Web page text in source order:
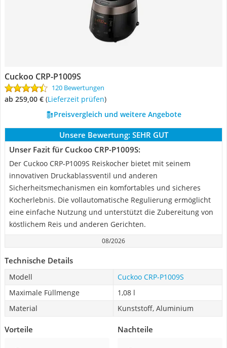
Cuckoo CRP-P1009S
120 Bewertungen
ab 259,00 € (Lieferzeit prüfen)
Preisvergleich und weitere Angebote
Unsere Bewertung: SEHR GUT
Unser Fazit für Cuckoo CRP-P1009S:
Der Cuckoo CRP-P1009S Reiskocher bietet mit seinem
innovativen Druckablassventil und anderen
Sicherheitsmechanismen ein komfortables und sicheres
Kocherlebnis. Die vollautomatische Regulierung ermöglicht
eine einfache Nutzung und unterstützt die Zubereitung von
köstlichem Reis und anderen Gerichten.
08/2026
Technische Details
Modell
Cuckoo CRP-P1009S
Maximale Füllmenge
1,08 l
Material
Kunststoff, Aluminium
Vorteile Nachteile